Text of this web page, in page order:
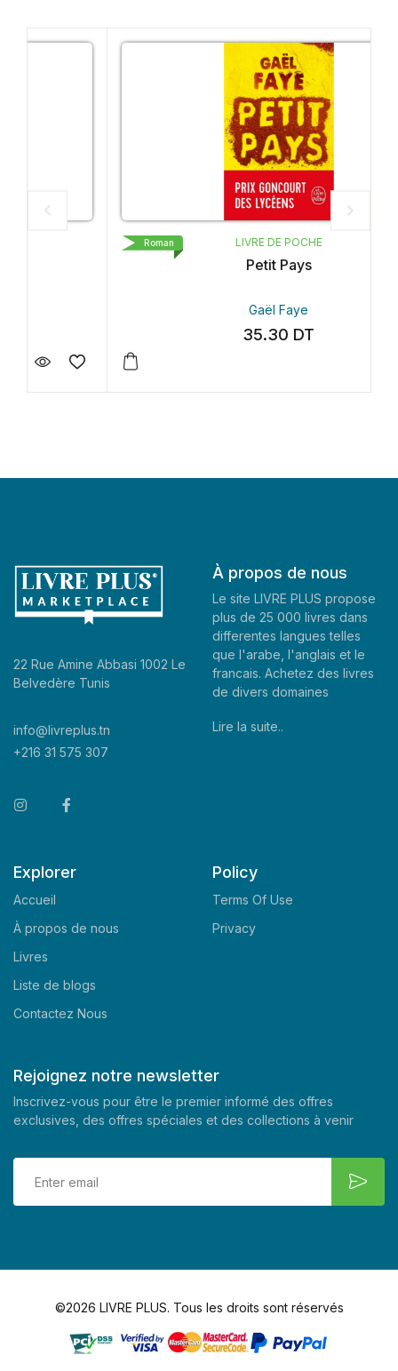
LIVRE DE POCHE
Petit Pays
22 Rue Amine Abbasi 1002 Le
Belvedère Tunis
info@livreplus.tn
+216 31 575 307
À propos de nous
Le site LIVRE PLUS propose
plus de 25 000 livres dans
differentes langues telles
que l'arabe, l'anglais et le
francais. Achetez des livres
de divers domaines
Lire la suite..
Explorer
Accueil
À propos de nous
Livres
Liste de blogs
Contactez Nous
Policy
Terms Of Use
Privacy
Rejoignez notre newsletter
Inscrivez-vous pour être le premier informé des offres
exclusives, des offres spéciales et des collections à venir
©2026 LIVRE PLUS. Tous les droits sont réservés